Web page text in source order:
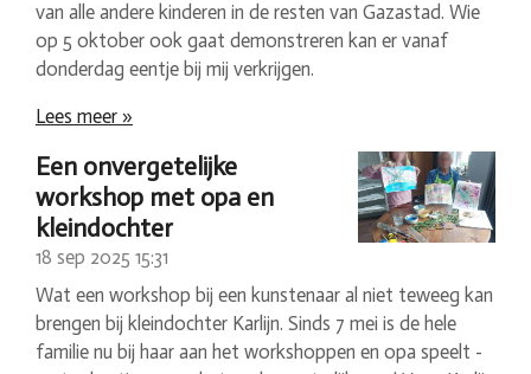
van alle andere kinderen in de resten van Gazastad. Wie
op 5 oktober ook gaat demonstreren kan er vanaf
donderdag eentje bij mij verkrijgen.
Lees meer »
Een onvergetelijke
workshop met opa en
kleindochter
18 sep 2025 15:31
Wat een workshop bij een kunstenaar al niet teweeg kan
brengen bij kleindochter Karlijn. Sinds 7 mei is de hele
familie nu bij haar aan het workshoppen en opa speelt -